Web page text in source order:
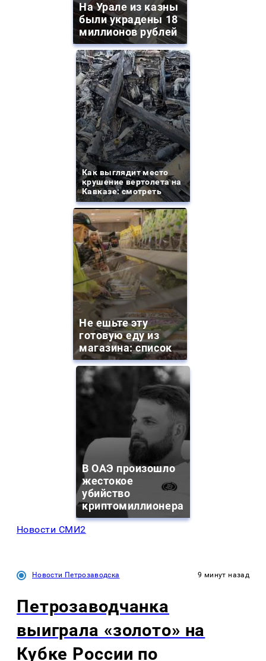
На Урале из казны
были украдены 18
миллионов рублей
Как выглядит место
крушение вертолета на
Кавказе: смотреть
Не ешьте эту
готовую еду из
магазина: список
В ОАЭ произошло
жестокое
убийство
криптомиллионера
Новости СМИ2
Новости Петрозаводска 9 минут назад
Петрозаводчанка
выиграла «золото» на
Кубке России по